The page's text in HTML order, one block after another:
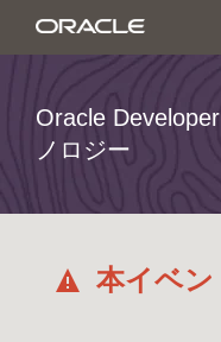
Oracle
ノロジー
本イベン